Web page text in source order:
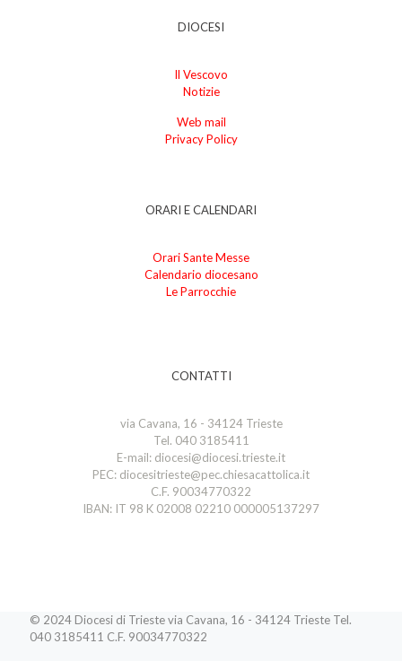
DIOCESI
Il Vescovo
Notizie
Web mail
Privacy Policy
ORARI E CALENDARI
Orari Sante Messe
Calendario diocesano
Le Parrocchie
CONTATTI
via Cavana, 16 - 34124 Trieste
Tel. 040 3185411
E-mail: diocesi@diocesi.trieste.it
PEC: diocesitrieste@pec.chiesacattolica.it
C.F. 90034770322
IBAN: IT 98 K 02008 02210 000005137297
© 2024 Diocesi di Trieste via Cavana, 16 - 34124 Trieste Tel.
040 3185411 C.F. 90034770322